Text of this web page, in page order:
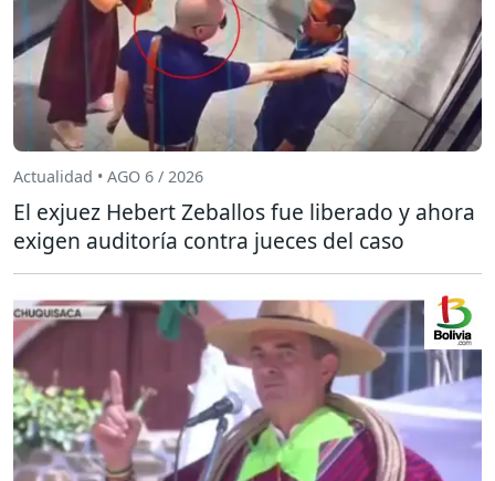
Actualidad • AGO 6 / 2026
El exjuez Hebert Zeballos fue liberado y ahora
exigen auditoría contra jueces del caso